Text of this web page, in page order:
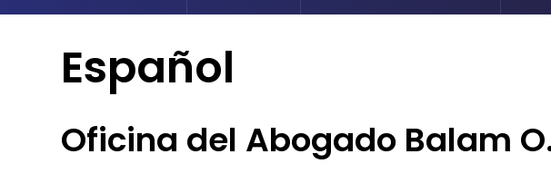
Español
Oficina del Abogado Balam